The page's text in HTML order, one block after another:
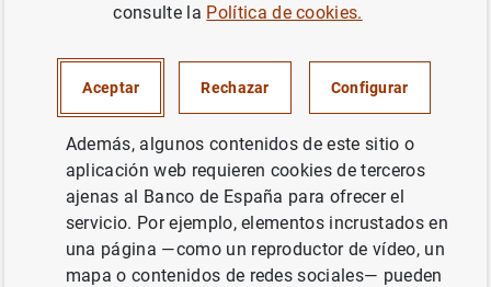
El Banco de España vende su participación
Siguiente
El principal índice de refe...
consulte la Política de cookies.
Aceptar Rechazar Configurar
Además, algunos contenidos de este sitio o
aplicación web requieren cookies de terceros
ajenas al Banco de España para ofrecer el
servicio. Por ejemplo, elementos incrustados en
una página —como un reproductor de vídeo, un
mapa o contenidos de redes sociales— pueden